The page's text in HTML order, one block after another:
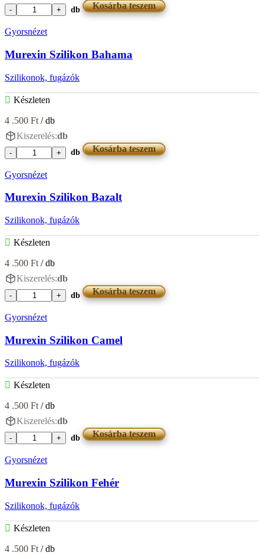
Murexin
AC
Akril
mennyiség
db Kosárba teszem
Gyorsnézet
Murexin Szilikon Bahama
Szilikonok, fugázók
Készleten
4 .500 Ft / db
Kiszerelés:db
Murexin
Bahama
db Kosárba teszem
Gyorsnézet
Murexin Szilikon Bazalt
Szilikonok, fugázók
Készleten
4 .500 Ft / db
Kiszerelés:db
Murexin
Bazalt
db Kosárba teszem
Gyorsnézet
Murexin Szilikon Camel
Szilikonok, fugázók
Készleten
4 .500 Ft/ db
Kiszerelés:db
Murexin
Camel
db Kosárba teszem
Gyorsnézet
Murexin Szilikon Fehér
Szilikonok, fugázók
Készleten
4 .500 Ft / db